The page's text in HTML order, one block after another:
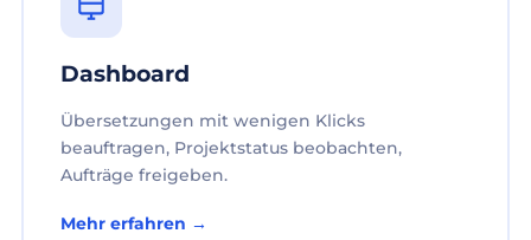
Dashboard
Übersetzungen mit wenigen Klicks
beauftragen, Projektstatus beobachten,
Aufträge freigeben.
Mehr erfahren →